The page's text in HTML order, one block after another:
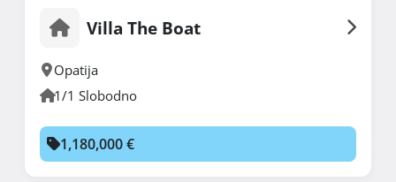
Villa The Boat
Opatija
1/1 Slobodno
1,180,000 €